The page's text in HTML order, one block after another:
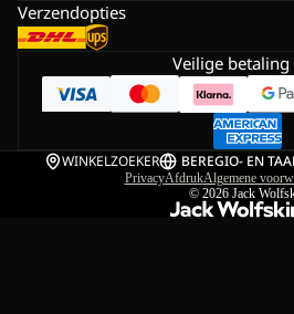
Verzendopties
Veilige betaling
WINKELZOEKER BEREGIO- EN
PrivacyAfdrukAlgemene
© 2026 Jack